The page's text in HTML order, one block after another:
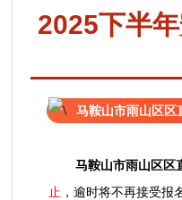
2025下半
马鞍山市雨山区区
马鞍山市雨山区区
止 ，逾时将不再接受